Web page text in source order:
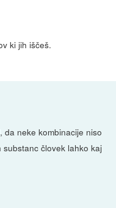
ki jih iščeš.
da neke kombinacije niso
človek lahko kaj